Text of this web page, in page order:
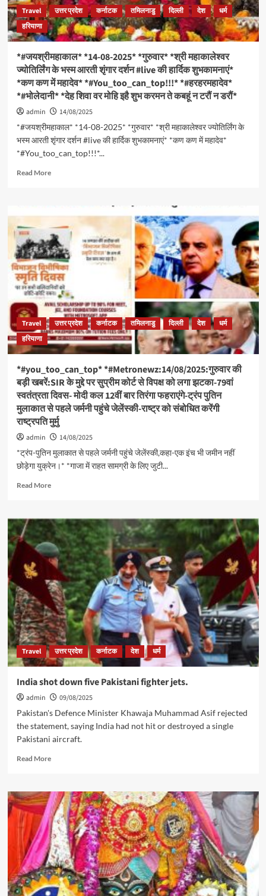
आरती
शृंगार
दर्शन
#live
स्वतंत्रता
दिवस
की
हार्दिक
शुभकामनाएं*
कण
में
महादेव*
*#हरहरमहादेव*
मोहि
इहै
शुभ
करमन
ते
कबहूं
न
टरौं
न
डरौं*
Travel उत्तर प्रदेश कर्नाटक तमिलनाडु दिल्ली देश
धर्म
हरियाणा
*#जयश्रीमहाकाल* *14-08-2025* *गुरुवार* *श्री महाकालेश्वर
ज्योतिर्लिंग के भस्म आरती शृंगार दर्शन #live की हार्दिक शुभकामनाएं*
*कण कण में महादेव* *#You_too_can_top!!!* *#हरहरमहादेव*
*#भोलेदानी* *देह शिवा वर मोहि इहै शुभ करमन ते कबहूं न टरौं न डरौं*
admin
14/08/2025
*#जयश्रीमहाकाल* *14-08-2025* *गुरुवार* *श्री महाकालेश्वर ज्योतिर्लिंग के
भस्म आरती शृंगार दर्शन #live की हार्दिक शुभकामनाएं* *कण कण में महादेव*
*#You_too_can_top!!!*...
Read MoreRead
*14-
08-
2025*
*गुरुवार*
*श्री
महाकालेश्वर
ज्योतिर्लिंग
के
भस्म
आरती
शृंगार
दर्शन
#live
हार्दिक
शुभकामनाएं*
*कण
कण
में
महादेव*
*#You_too_can_top!!!*
*#हरहरमहादेव*
*#भोलेदानी*
शिवा
इहै
शुभ
करमन
ते
कबहूं
न
टरौं
न
डरौं*
Travel उत्तर प्रदेश कर्नाटक तमिलनाडु दिल्ली देश
धर्म
हरियाणा
*#you_too_can_top* *#Metronewz:14/08/2025:गुरुवार की
बड़ी खबरें:SIR के मुद्दे पर सुप्रीम कोर्ट से विपक्ष को लगा झटका-79वां
स्वतंत्रता दिवस- मोदी कल 12वीं बार तिरंगा फहराएंगे-ट्रंप पुतिन
मुलाकात से पहले जर्मनी पहुंचे जेलेंस्की-राष्ट्र को संबोधित करेंगी
राष्ट्रपति मुर्मु
admin
14/08/2025
*ट्रंप-पुतिन मुलाकात से पहले जर्मनी पहुंचे जेलेंस्की,कहा-एक इंच भी जमीन नहीं
छोड़ेगा युक्रेन।* *गाजा में राहत सामग्री के लिए जुटी...
Read MoreRead
*#you_too_can_top*
*#Metronewz:14/08/2025:गुरुवार
की
बड़ी
खबरें:SIR
के
मुद्दे
पर
सुप्रीम
कोर्ट
से
विपक्ष
को
लगा
स्वतंत्रता
दिवस-
मोदी
12वीं
बार
मुलाकात
से
पहले
जर्मनी
पहुंचे
जेलेंस्की-
राष्ट्र
को
संबोधित
Travel उत्तर प्रदेश कर्नाटक देश धर्म
India shot down five Pakistani fighter jets.
admin
09/08/2025
Pakistan's Defence Minister Khawaja Muhammad Asif rejected
the statement, saying India had not hit or destroyed a single
Pakistani aircraft.
Read MoreRead
India
shot
down
five
Pakistani
fighter
jets.